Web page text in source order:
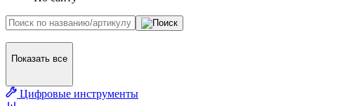
Показать все
Цифровые инструменты